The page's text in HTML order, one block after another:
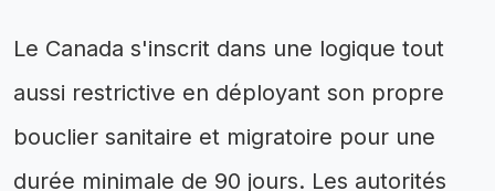
Le Canada s'inscrit dans une logique tout
aussi restrictive en déployant son propre
bouclier sanitaire et migratoire pour une
durée minimale de 90 jours. Les autorités